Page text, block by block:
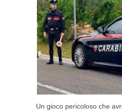
Un gioco pericoloso che